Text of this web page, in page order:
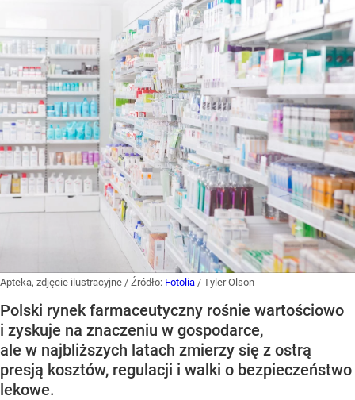
Apteka, zdjęcie ilustracyjne / Źródło: Fotolia / Tyler Olson
Polski rynek farmaceutyczny rośnie wartościowo
i zyskuje na znaczeniu w gospodarce,
ale w najbliższych latach zmierzy się z ostrą
presją kosztów, regulacji i walki o bezpieczeństwo
lekowe.